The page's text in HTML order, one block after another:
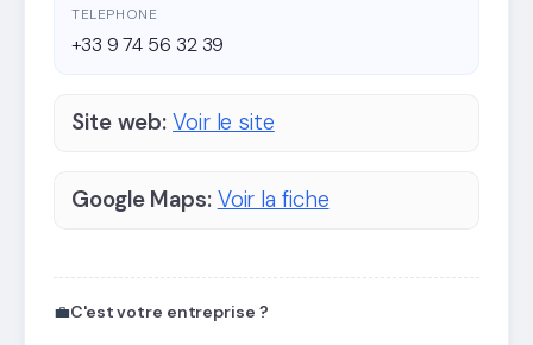
TELEPHONE
+33 9 74 56 32 39
Site web: Voir le site
Google Maps: Voir la fiche
💼C'est votre entreprise ?